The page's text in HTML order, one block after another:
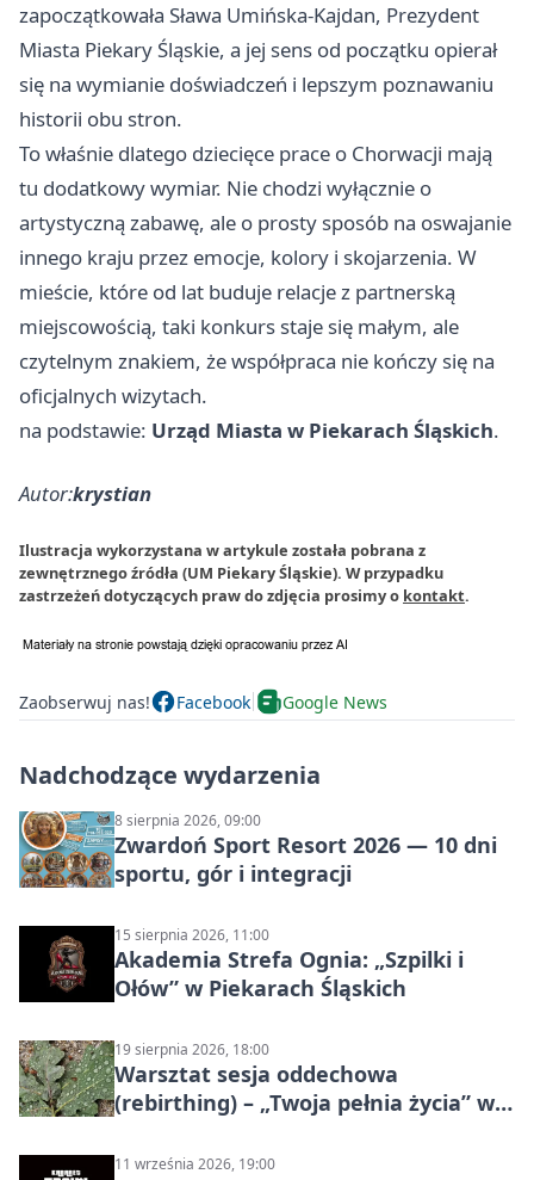
zapoczątkowała Sława Umińska-Kajdan, Prezydent
Miasta Piekary Śląskie, a jej sens od początku opierał
się na wymianie doświadczeń i lepszym poznawaniu
historii obu stron.
To właśnie dlatego dziecięce prace o Chorwacji mają
tu dodatkowy wymiar. Nie chodzi wyłącznie o
artystyczną zabawę, ale o prosty sposób na oswajanie
innego kraju przez emocje, kolory i skojarzenia. W
mieście, które od lat buduje relacje z partnerską
miejscowością, taki konkurs staje się małym, ale
czytelnym znakiem, że współpraca nie kończy się na
oficjalnych wizytach.
na podstawie: Urząd Miasta w Piekarach Śląskich.
Autor:krystian
Ilustracja wykorzystana w artykule została pobrana z
zewnętrznego źródła (UM Piekary Śląskie). W przypadku
zastrzeżeń dotyczących praw do zdjęcia prosimy o kontakt.
Zaobserwuj nas! Facebook Google News
Nadchodzące wydarzenia
8 sierpnia 2026, 09:00
Zwardoń Sport Resort 2026 — 10 dni
sportu, gór i integracji
15 sierpnia 2026, 11:00
Akademia Strefa Ognia: „Szpilki i
Ołów” w Piekarach Śląskich
19 sierpnia 2026, 18:00
Warsztat sesja oddechowa
(rebirthing) – „Twoja pełnia życia” w
11 września 2026, 19:00